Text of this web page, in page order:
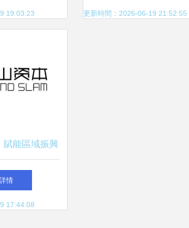
益
19:03:23 子”？——淺談跨國公司
更新時間：2026-06-19 21:52:55
賦能區域振興
管理的穩健
路
情
17:44:08